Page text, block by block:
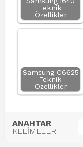
Teknik
Özellikler
Samsung C6625
Teknik
Özellikler
ANAHTAR
KELİMELER